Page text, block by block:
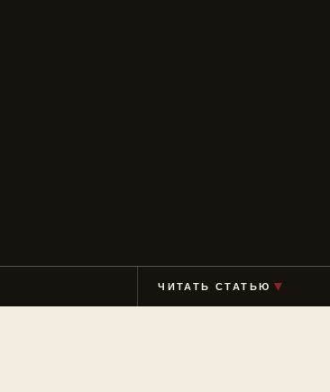
ЧИТАТЬ СТАТЬЮ ▼